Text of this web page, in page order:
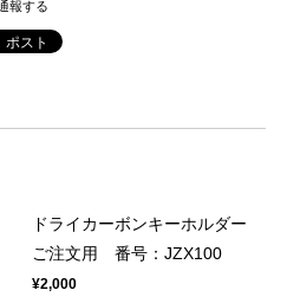
報する
ドライカーボンキーホルダー
ご注文用 番号：JZX100
¥2,000